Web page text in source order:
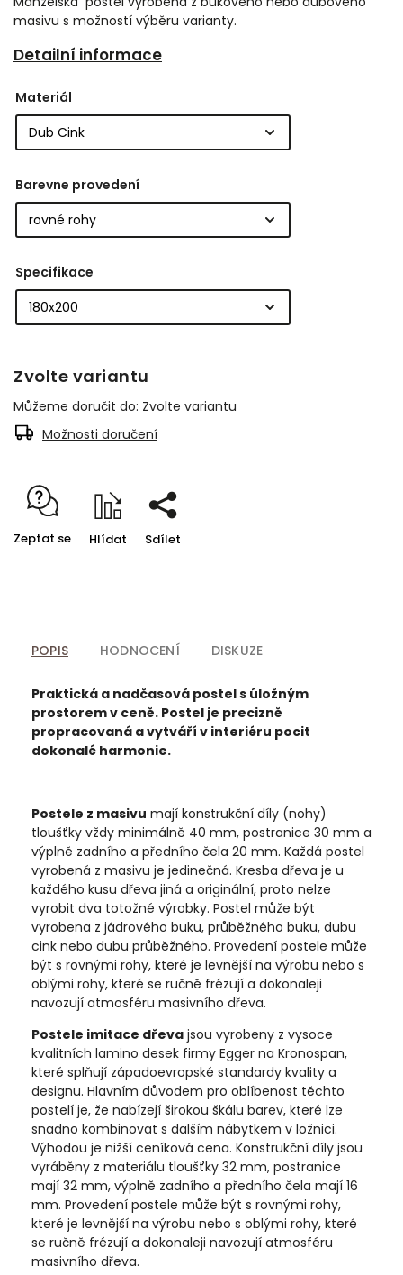
masivu s možností výběru varianty.
Detailní informace
Materiál
Barevne provedení
Specifikace
Zvolte variantu
Můžeme doručit do: Zvolte variantu
Možnosti doručení
Zeptat se Hlídat Sdílet
POPIS HODNOCENÍ DISKUZE
Praktická a nadčasová postel s úložným
prostorem v ceně. Postel je precizně
propracovaná a vytváří v interiéru pocit
dokonalé harmonie.
Postele z masivu mají konstrukční díly (nohy)
tloušťky vždy minimálně 40 mm, postranice 30 mm a
výplně zadního a předního čela 20 mm. Každá postel
vyrobená z masivu je jedinečná. Kresba dřeva je u
každého kusu dřeva jiná a originální, proto nelze
vyrobit dva totožné výrobky. Postel může být
vyrobena z jádrového buku, průběžného buku, dubu
cink nebo dubu průběžného. Provedení postele může
být s rovnými rohy, které je levnější na výrobu nebo s
oblými rohy, které se ručně frézují a dokonaleji
navozují atmosféru masivního dřeva.
Postele imitace dřeva jsou vyrobeny z vysoce
kvalitních lamino desek firmy Egger na Kronospan,
které splňují západoevropské standardy kvality a
designu. Hlavním důvodem pro oblíbenost těchto
postelí je, že nabízejí širokou škálu barev, které lze
snadno kombinovat s dalším nábytkem v ložnici.
Výhodou je nižší ceníková cena. Konstrukční díly jsou
vyráběny z materiálu tloušťky 32 mm, postranice
mají 32 mm, výplně zadního a předního čela mají 16
mm. Provedení postele může být s rovnými rohy,
které je levnější na výrobu nebo s oblými rohy, které
se ručně frézují a dokonaleji navozují atmosféru
masivního dřeva.